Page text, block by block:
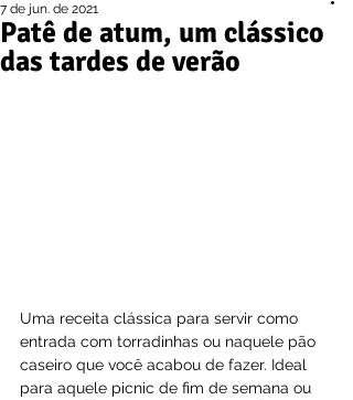
Patê de atum, um clássico
das tardes de verão
7 de jun. de 2021
Uma receita clássica para servir como
entrada com torradinhas ou naquele pão
caseiro que você acabou de fazer. Ideal
para aquele picnic de fim de semana ou